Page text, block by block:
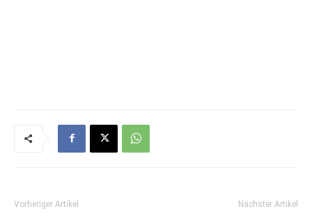
Vorheriger Artikel Nächster Artikel